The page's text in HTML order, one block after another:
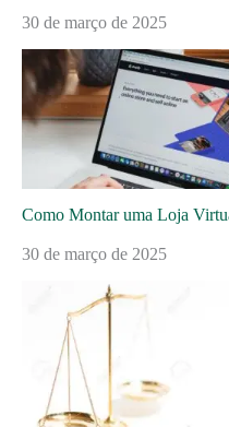
30 de março de 2025
Como Montar uma Loja
30 de março de 2025